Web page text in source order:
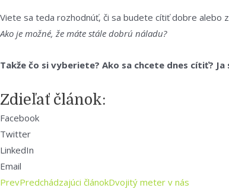
Viete sa teda rozhodnúť, či sa budete cítiť dobre alebo
Ako je možné, že máte stále dobrú náladu?
Takže čo si vyberiete? Ako sa chcete dnes cítiť?
Zdieľať článok:
Facebook
Twitter
LinkedIn
Email
PrevPredchádzajúci článokDvojitý meter v nás